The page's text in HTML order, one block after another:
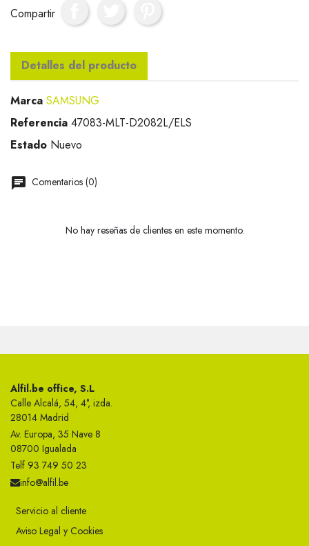
Compartir
Detalles del producto
Marca SAMSUNG
Referencia 47083-MLT-D2082L/ELS
Estado Nuevo
Comentarios (0)
No hay reseñas de clientes en este momento.
Alfil.be office, S.L
Calle Alcalá, 54, 4°, izda.
28014 Madrid
Av. Europa, 35 Nave 8
08700 Igualada
Telf 93 749 50 23
info@alfil.be
Servicio al cliente
Aviso Legal y Cookies